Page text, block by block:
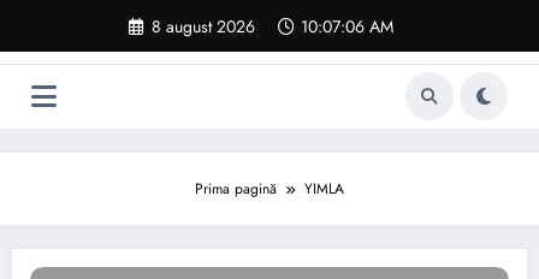
conținut
8 august 2026 10:07:07 AM
Prima pagină YIMLA